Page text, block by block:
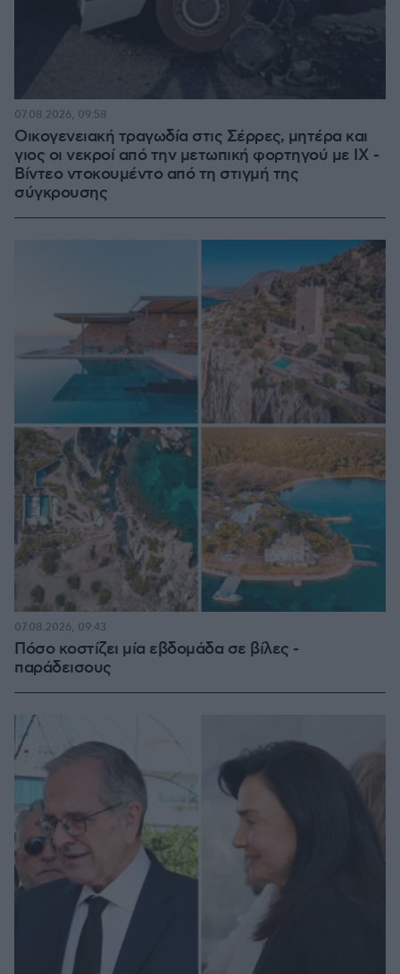
Οικογενειακή τραγωδία στις Σέρρες, μητέρα και
γιος οι νεκροί από την μετωπική φορτηγού με ΙΧ -
Βίντεο ντοκουμέντο από τη στιγμή της
σύγκρουσης
07.08.2026, 09:58
Πόσο κοστίζει μία εβδομάδα σε βίλες -
παράδεισους
07.08.2026, 09:43